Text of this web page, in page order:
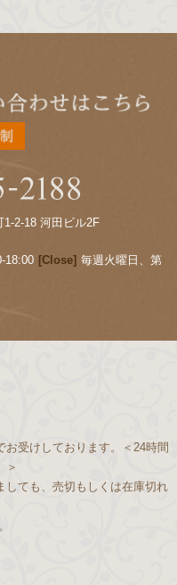
2-18 河田ビル2F
[Close] 毎週火曜日、第
受けしております。＜24時間
＞
しても、売切もしくは在庫切れ